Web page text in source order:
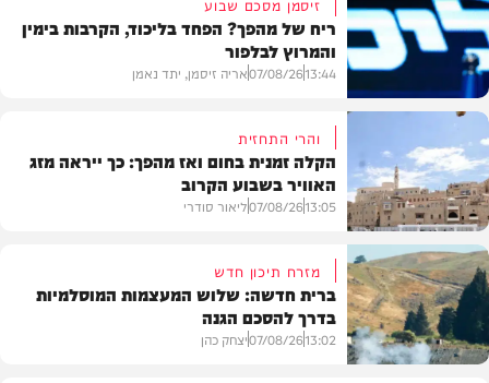
פוליטי
זיסמן מסכם שבוע
ריח של מהפך? הפחד בליכוד, הקרבות בימין
והמרוץ לבלפור
13:44
07/08/26אריה זיסמן, יתד נאמן
מזג האוויר
והרי התחזית
הקלה זמנית בחום ואז מהפך: כך ייראה מזג
האוויר בשבוע הקרוב
13:05
07/08/26ליאור סודרי
מזרח תיכון חדש
ברית חדשה: שלוש המעצמות המוסלמיות
בדרך להסכם הגנה
13:02
07/08/26יצחק כהן